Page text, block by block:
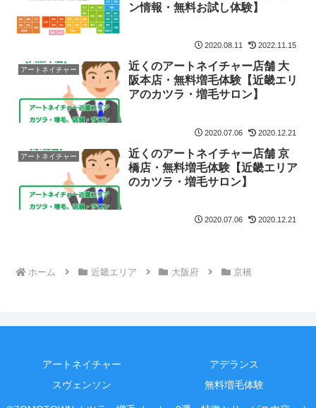
ン情報・無料お試し体験】
2020.08.11 2022.11.15
アートネイチャー
近くのアートネイチャー店舗 大
阪本店・無料増毛体験【近畿エリ
アのカツラ・増毛サロン】
2020.07.06 2020.12.21
アートネイチャー
近くのアートネイチャー店舗 京
橋店・無料増毛体験【近畿エリア
のカツラ・増毛サロン】
2020.07.06 2020.12.21
ホーム 近畿エリア 大阪府 京橋
アートネイチャー
アデランス
スヴェンソン
無料増毛体験